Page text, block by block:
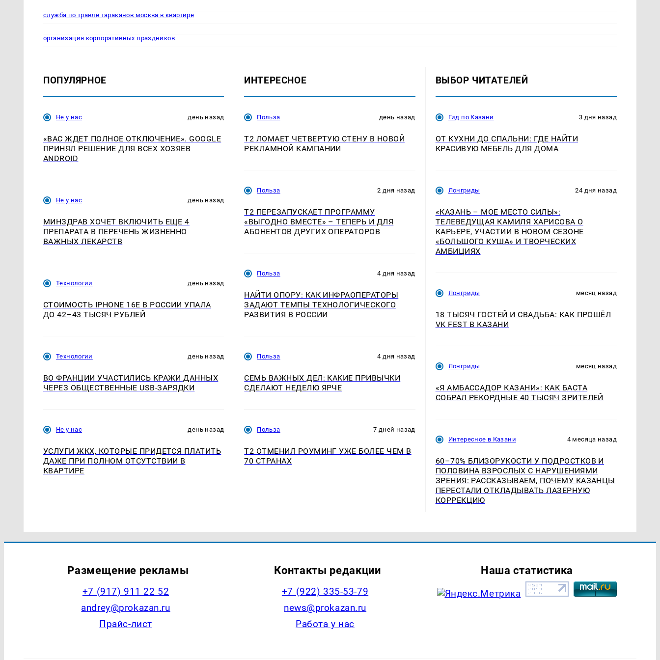
служба по травле тараканов москва в квартире
организация корпоративных праздников
ПОПУЛЯРНОЕ
Не у нас день назад
«ВАС ЖДЕТ ПОЛНОЕ ОТКЛЮЧЕНИЕ». GOOGLE
ПРИНЯЛ РЕШЕНИЕ ДЛЯ ВСЕХ ХОЗЯЕВ
ANDROID
Не у нас день назад
МИНЗДРАВ ХОЧЕТ ВКЛЮЧИТЬ ЕЩЕ 4
ПРЕПАРАТА В ПЕРЕЧЕНЬ ЖИЗНЕННО
ВАЖНЫХ ЛЕКАРСТВ
Технологии день назад
СТОИМОСТЬ IPHONE 16E В РОССИИ УПАЛА
ДО 42–43 ТЫСЯЧ РУБЛЕЙ
Технологии день назад
ВО ФРАНЦИИ УЧАСТИЛИСЬ КРАЖИ ДАННЫХ
ЧЕРЕЗ ОБЩЕСТВЕННЫЕ USB-ЗАРЯДКИ
Не у нас день назад
УСЛУГИ ЖКХ, КОТОРЫЕ ПРИДЕТСЯ ПЛАТИТЬ
ДАЖЕ ПРИ ПОЛНОМ ОТСУТСТВИИ В
КВАРТИРЕ
ИНТЕРЕСНОЕ
Польза день назад
Т2 ЛОМАЕТ ЧЕТВЕРТУЮ СТЕНУ В НОВОЙ
РЕКЛАМНОЙ КАМПАНИИ
Польза 2 дня назад
Т2 ПЕРЕЗАПУСКАЕТ ПРОГРАММУ
«ВЫГОДНО ВМЕСТЕ» – ТЕПЕРЬ И ДЛЯ
АБОНЕНТОВ ДРУГИХ ОПЕРАТОРОВ
Польза 4 дня назад
НАЙТИ ОПОРУ: КАК ИНФРАОПЕРАТОРЫ
ЗАДАЮТ ТЕМПЫ ТЕХНОЛОГИЧЕСКОГО
РАЗВИТИЯ В РОССИИ
Польза 4 дня назад
СЕМЬ ВАЖНЫХ ДЕЛ: КАКИЕ ПРИВЫЧКИ
СДЕЛАЮТ НЕДЕЛЮ ЯРЧЕ
Польза 7 дней назад
Т2 ОТМЕНИЛ РОУМИНГ УЖЕ БОЛЕЕ ЧЕМ В
70 СТРАНАХ
ВЫБОР ЧИТАТЕЛЕЙ
Гид по Казани 3 дня назад
ОТ КУХНИ ДО СПАЛЬНИ: ГДЕ НАЙТИ
КРАСИВУЮ МЕБЕЛЬ ДЛЯ ДОМА
Лонгриды 24 дня назад
«КАЗАНЬ – МОЕ МЕСТО СИЛЫ»:
ТЕЛЕВЕДУЩАЯ КАМИЛЯ ХАРИСОВА О
КАРЬЕРЕ, УЧАСТИИ В НОВОМ СЕЗОНЕ
«БОЛЬШОГО КУША» И ТВОРЧЕСКИХ
АМБИЦИЯХ
Лонгриды месяц назад
18 ТЫСЯЧ ГОСТЕЙ И СВАДЬБА: КАК ПРОШЁЛ
VK FEST В КАЗАНИ
Лонгриды месяц назад
«Я АМБАССАДОР КАЗАНИ»: КАК БАСТА
СОБРАЛ РЕКОРДНЫЕ 40 ТЫСЯЧ ЗРИТЕЛЕЙ
Интересное в Казани 4 месяца назад
60–70% БЛИЗОРУКОСТИ У ПОДРОСТКОВ И
ПОЛОВИНА ВЗРОСЛЫХ С НАРУШЕНИЯМИ
ЗРЕНИЯ: РАССКАЗЫВАЕМ, ПОЧЕМУ КАЗАНЦЫ
ПЕРЕСТАЛИ ОТКЛАДЫВАТЬ ЛАЗЕРНУЮ
КОРРЕКЦИЮ
Размещение рекламы
+7 (917) 911 22 52
andrey@prokazan.ru
Прайс-лист
Контакты редакции
+7 (922) 335-53-79
news@prokazan.ru
Работа у нас
Наша статистика